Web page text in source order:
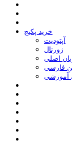
خرید پکیج
ﺁﭘﺘﻮﺩﯾﺖ
ﮊﻭﺭﻧﺎﻝ
اصلی
فارسی
آموزشی